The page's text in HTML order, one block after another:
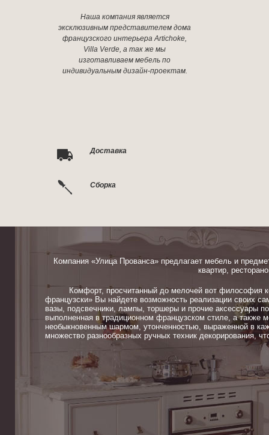
Наша компания является
эксклюзивным представителем дома
французского интерьера Artichoke,
Villa Verde, а так же мы
изготавливаем мебель по
индивидуальным дизайн-проектам.
Доставка
Сборка
Компания «Улица Прованса» предлагает мебель и
квартир,
Комфорт, просчитанный до мелочей вот философия
французски» Вы найдете возможность реализации своих
вазы, подсвечники, лампы, торшеры и прочие аксессуары
выполненная в традиционном французском стиле, а также
необыкновенным шармом, утонченностью, выраженной в
множество разнообразных ручных техник декорирования,